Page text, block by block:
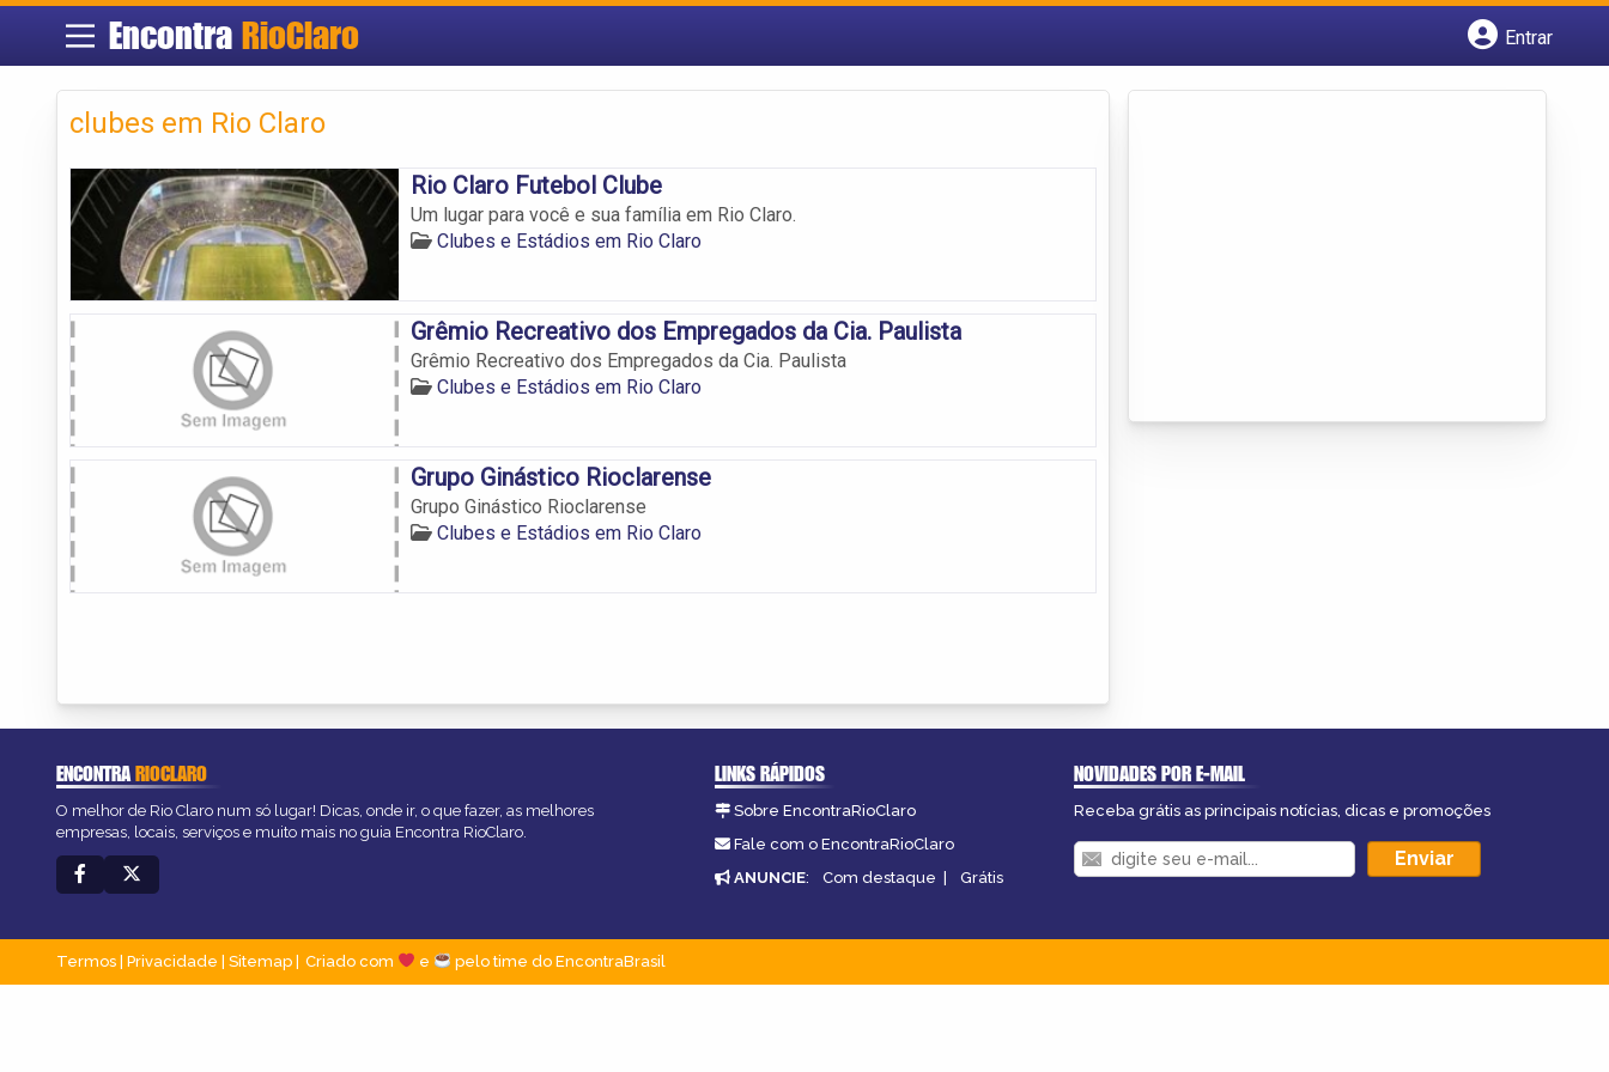
Encontra RioClaro
Entrar
clubes em Rio Claro
Rio Claro Futebol Clube
Um lugar para você e sua família em Rio Claro.
Clubes e Estádios em Rio Claro
Grêmio Recreativo dos Empregados da Cia. Paulista
Grêmio Recreativo dos Empregados da Cia. Paulista
Clubes e Estádios em Rio Claro
Grupo Ginástico Rioclarense
Grupo Ginástico Rioclarense
Clubes e Estádios em Rio Claro
ENCONTRARIOCLARO
O melhor de Rio Claro num só lugar! Dicas, onde ir, o que fazer, as melhores
empresas, locais, serviços e muito mais no guia Encontra RioClaro.
LINKS RÁPIDOS
Sobre EncontraRioClaro
Fale com o EncontraRioClaro
ANUNCIE: Com destaque | Grátis
NOVIDADES POR E-MAIL
Receba grátis as principais notícias, dicas e promoções
Termos Privacidade Sitemap Criado com e pelo time do EncontraBrasil